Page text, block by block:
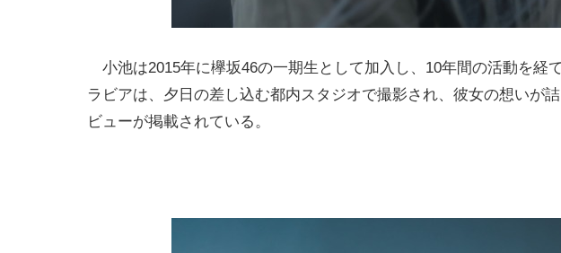
小池は2015年に欅坂46の一期生として加入し、10年間の活動を経
ラビアは、夕日の差し込む都内スタジオで撮影され、彼女の想いが
ビューが掲載されている。